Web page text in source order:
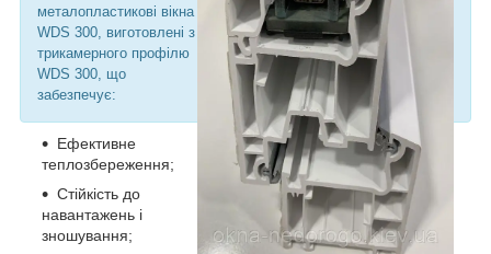
металопластикові вікна
WDS 300, виготовлені з
трикамерного профілю
WDS 300, що
забезпечує:
Ефективне
теплозбереження;
Стійкість до
навантажень і
зношування;